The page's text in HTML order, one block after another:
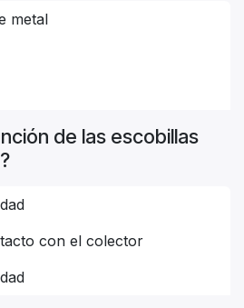
metal
de las escobillas
con el colector